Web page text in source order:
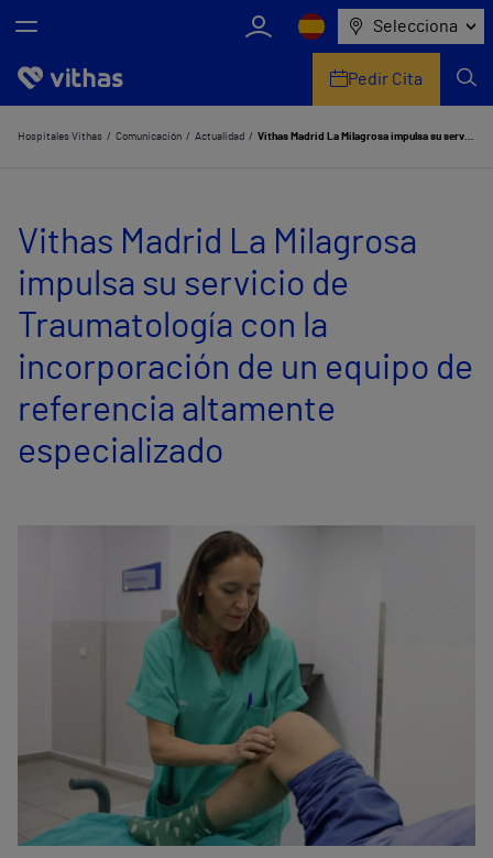
Selecciona
Nosotros
Servicios de salud
Equipo médico y asistencial
Comunicación
Pedir Cita
Hospitales Vithas Comunicación Actualidad Vithas Madrid La Milagrosa impulsa su servicio de Traumatología con la incorporación de un equipo de referencia altamente especializado
Vithas Madrid La Milagrosa
impulsa su servicio de
Traumatología con la
incorporación de un equipo de
referencia altamente
especializado